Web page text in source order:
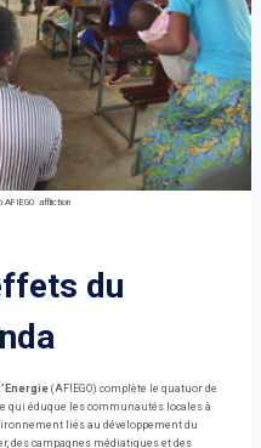
affliction
du
(AFIEGO) complète le quatuor de
qui éduque les communautés locales à
liés au développement du
des campagnes médiatiques et des